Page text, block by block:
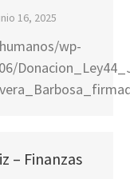
16, 2025
wp-
– Finanzas